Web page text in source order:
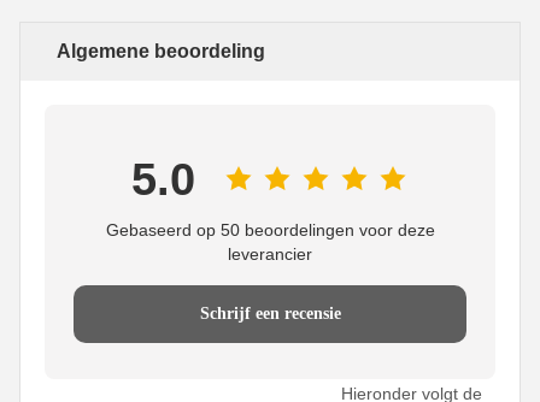
Algemene beoordeling
5.0
Gebaseerd op 50 beoordelingen voor deze
leverancier
Schrijf een recensie
Hieronder volgt de